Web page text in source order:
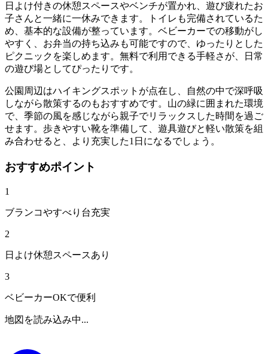
日よけ付きの休憩スペースやベンチが置かれ、遊び疲れたお
子さんと一緒に一休みできます。トイレも完備されているた
め、基本的な設備が整っています。ベビーカーでの移動がし
やすく、お弁当の持ち込みも可能ですので、ゆったりとした
ピクニックを楽しめます。無料で利用できる手軽さが、日常
の遊び場としてぴったりです。
公園周辺はハイキングスポットが点在し、自然の中で深呼吸
しながら散策するのもおすすめです。山の緑に囲まれた環境
で、季節の風を感じながら親子でリラックスした時間を過ご
せます。歩きやすい靴を準備して、遊具遊びと軽い散策を組
み合わせると、より充実した1日になるでしょう。
おすすめポイント
1
ブランコやすべり台充実
2
日よけ休憩スペースあり
3
ベビーカーOKで便利
地図を読み込み中...